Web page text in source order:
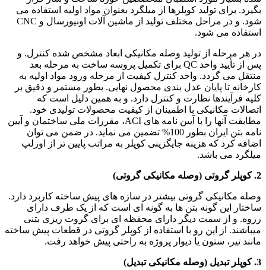
بگیرد. برای تولید کوپلرها از میلگرد بعنوان مواد اولیه استفاده می
شود. و در مراحل مختلف تولید از ماشین آلات اونیورسال و CNC
استفاده می شود.
در هر مرحله از تولید وصله مکانیکی ابعاد مشخص شده کنترل. و
پس از تأیید واحد QC برای تکمیل پروسه ساخت به مرحله بعد
منتقل می گردد. واحد کنترل کیفیت از مرحله ورود مواد اولیه به
کارخانه تا پایان عدل بندی محصول نهایی. بطور مستمر و دقیق بر
کلیه فرآیندها نظارت و کنترل دارد. و به همین دلیل است که
اتصالات مکانیکی با اطمینان از کیفیت محصولات تولیدی خود.
مطابقت آنها را با آیین نامه های ACI، مقررات ملی ساختمان و آیین
نامه بتن ایران بطور 100% تضمین می نماید. در ضمن می توان
اضافه کرد که هزینه جایگزینی کوپلر به مراتب پایین تر از اورلپ
میلگرد می باشد.
2. کوپلر گروتی (وصله مکانیکی گروتی)
وصله مکانیکی گروتی بیشتر در سازه های پیش ساخته کاربرد دارد.
ساختار این گونه بتن ها به گونه ای است که از یک طرف دارای
رزوه. و از سمت دیگر دارای محفظه ای برای گروت ریزی بتنی
میباشند. از این رو با استفاده از کوپلر گروتی در قطعات پیش ساخته
مانند تیر، ستون یا دیوار پروژه به راحتی پیش خواهد رفت.
3. کوپلر تبدیل (وصله مکانیکی تبدیل)